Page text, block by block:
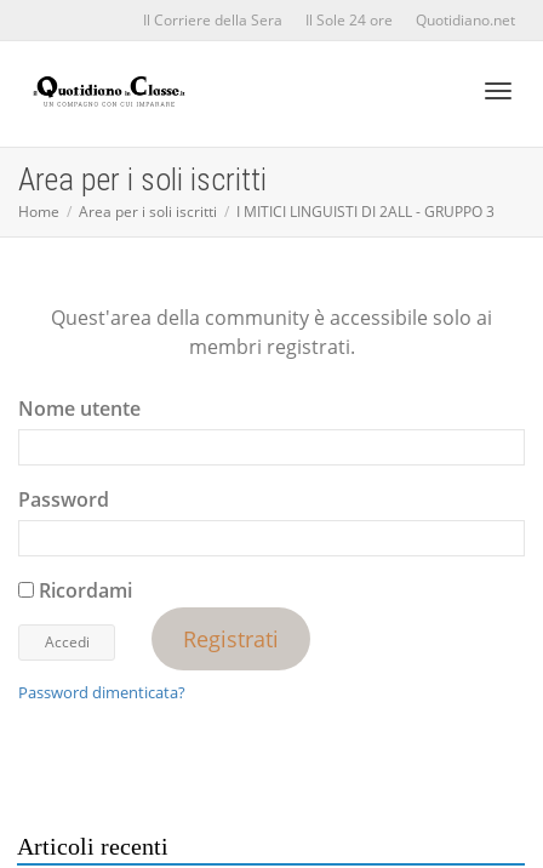
Il Corriere della Sera Il Sole 24 ore Quotidiano.net
Area per i soli iscritti
Home Area per i soli iscritti I MITICI LINGUISTI DI 2ALL - GRUPPO 3
Quest'area della community è accessibile solo ai
membri registrati.
Nome utente
Password
Ricordami
Registrati
Password dimenticata?
Articoli recenti